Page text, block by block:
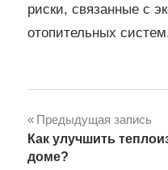
риски, связанные с
отопительных
Навигация
по
Предыдущая запись
Как улучшить
доме?